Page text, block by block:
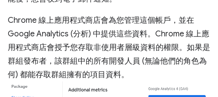
Chrome 線上應用程式商店會為您管理這個帳戶，並在
Google Analytics (分析) 中提供這些資料。Chrome 線上應
用程式商店會授予您存取非使用者層級資料的權限。如果是
群組發布者，該群組中的所有開發人員 (無論他們的角色為
何) 都能存取群組擁有的項目資料。